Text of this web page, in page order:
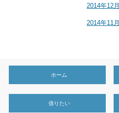
2014年12月
2014年11月
ホーム
借りたい